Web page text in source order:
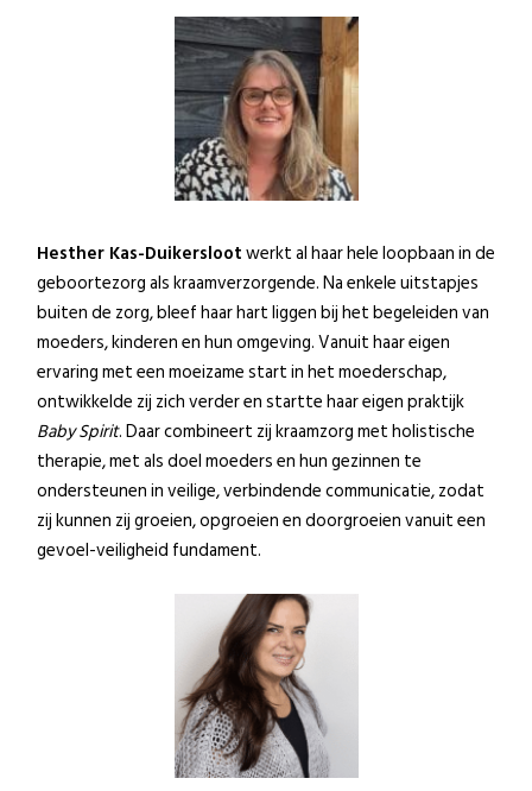
Hesther Kas-Duikerslootwerkt al haar hele loopbaan in de
geboortezorg als kraamverzorgende. Na enkele uitstapjes
buiten de zorg, bleef haar hart liggen bij het begeleiden van
moeders, kinderen en hun omgeving. Vanuit haar eigen
ervaring met een moeizame start in het moederschap,
ontwikkelde zij zich verder en startte haar eigen praktijk
Baby Spirit. Daar combineert zij kraamzorg met holistische
therapie, met als doel moeders en hun gezinnen te
ondersteunen in veilige, verbindende communicatie, zodat
zij kunnen zij groeien, opgroeien en doorgroeien vanuit een
gevoel-veiligheid fundament.